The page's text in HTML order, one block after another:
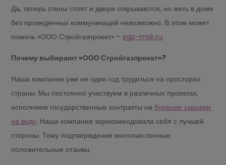
Да, теперь стены стоят и двери открываются, но жить в доме
без проведенных коммуникаций невозможно. В этом может
помочь «ООО Стройгазпроект» – sgp-msk.ru.
Почему выбирают «ООО Стройгазпроект»?
Наша компания уже не один год трудиться на просторах
страны. Мы постоянно участвуем в различных проектах,
исполняем государственные контракты на бурение скважин
на воду. Наша компания зарекомендовала себя с лучшей
стороны. Тому подтверждение многочисленные
положительные отзывы.